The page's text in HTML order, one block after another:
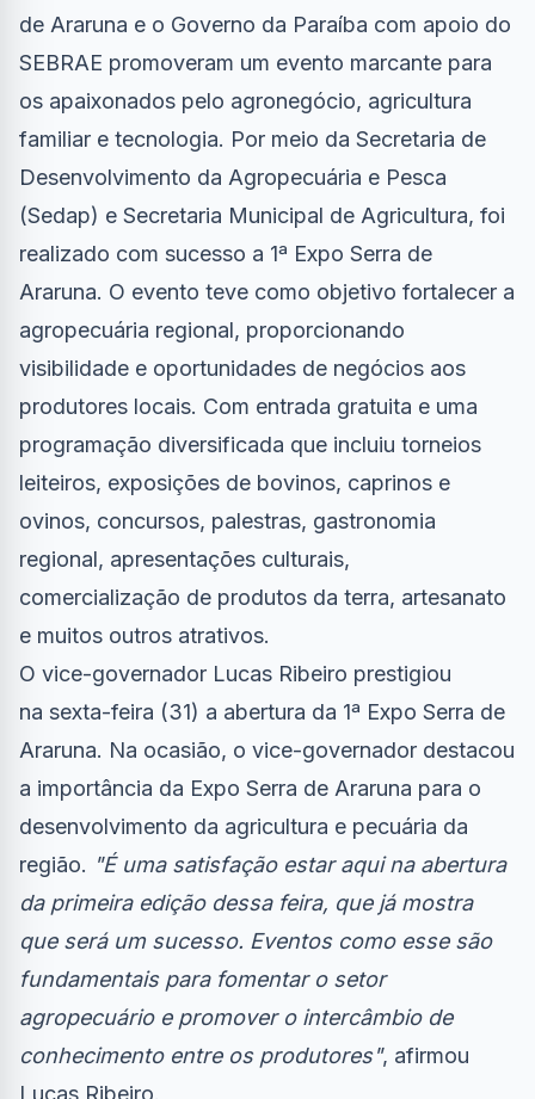
de Araruna e o Governo da Paraíba com apoio do
SEBRAE promoveram um evento marcante para
os apaixonados pelo agronegócio, agricultura
familiar e tecnologia. Por meio da Secretaria de
Desenvolvimento da Agropecuária e Pesca
(Sedap) e Secretaria Municipal de Agricultura, foi
realizado com sucesso a 1ª Expo Serra de
Araruna. O evento teve como objetivo fortalecer a
agropecuária regional, proporcionando
visibilidade e oportunidades de negócios aos
produtores locais. Com entrada gratuita e uma
programação diversificada que incluiu torneios
leiteiros, exposições de bovinos, caprinos e
ovinos, concursos, palestras, gastronomia
regional, apresentações culturais,
comercialização de produtos da terra, artesanato
e muitos outros atrativos.
O vice-governador Lucas Ribeiro prestigiou
na sexta-feira (31) a abertura da 1ª Expo Serra de
Araruna. Na ocasião, o vice-governador destacou
a importância da Expo Serra de Araruna para o
desenvolvimento da agricultura e pecuária da
região. "É uma satisfação estar aqui na abertura
da primeira edição dessa feira, que já mostra
que será um sucesso. Eventos como esse são
fundamentais para fomentar o setor
agropecuário e promover o intercâmbio de
conhecimento entre os produtores", afirmou
Lucas Ribeiro.